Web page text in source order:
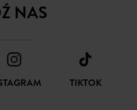
NAS
TIKTOK